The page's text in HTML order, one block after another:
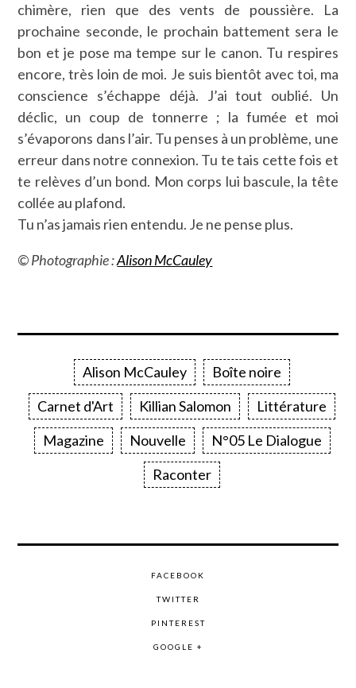
chimère, rien que des vents de poussière. La
prochaine seconde, le prochain battement sera le
bon et je pose ma tempe sur le canon. Tu respires
encore, très loin de moi. Je suis bientôt avec toi, ma
conscience s’échappe déjà. J’ai tout oublié. Un
déclic, un coup de tonnerre ; la fumée et moi
s’évaporons dans l’air. Tu penses à un problème, une
erreur dans notre connexion. Tu te tais cette fois et
te relèves d’un bond. Mon corps lui bascule, la tête
collée au plafond.
Tu n’as jamais rien entendu. Je ne pense plus.
© Photographie :Alison McCauley
Alison McCauley
Boîte noire
Carnet d'Art
Killian Salomon
Littérature
Magazine
Nouvelle
N°05 Le Dialogue
Raconter
FACEBOOK
TWITTER
PINTEREST
GOOGLE +